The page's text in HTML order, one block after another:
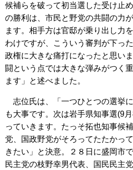
候補らを破って初当選した受け止
の勝利は、市民と野党の共闘の力
ます。相手方は官邸が乗り出し力
わけですが、こういう審判が下っ
政権に大きな痛打になったと思い
闘という点では大きな弾みがつく
ます」と述べました。
志位氏は、「一つひとつの選挙
も大事です。次は岩手県知事選(9
っていきます。たっそ拓也知事候
党、国政野党がそろってたたかっ
きたい」と決意。２８日に盛岡市
民主党の枝野幸男代表、国民民主